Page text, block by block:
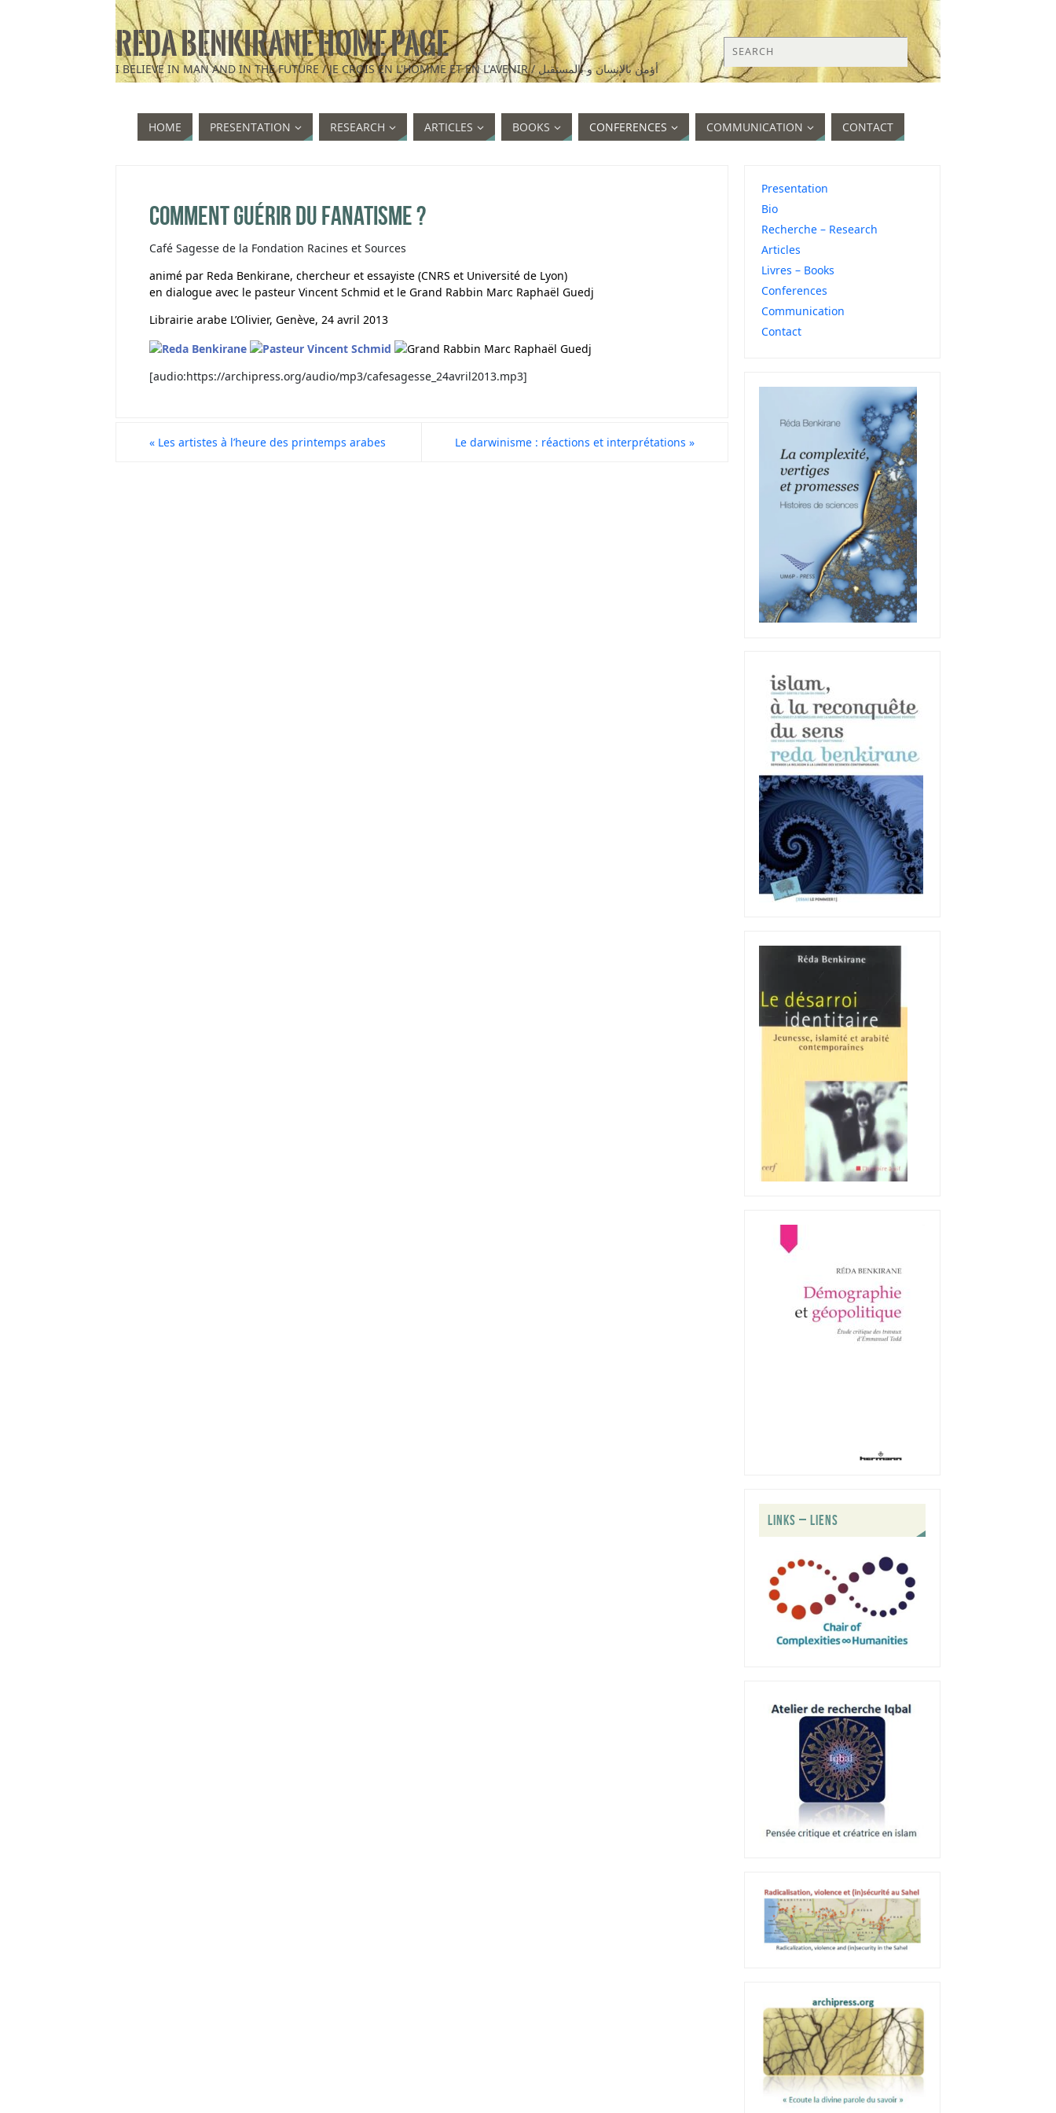
REDA BENKIRANE HOME PAGE
I BELIEVE IN MAN AND IN THE FUTURE / JE CROIS EN L'HOMME ET EN L'AVENIR / أؤمن بالإنسان و بالمستقبل
HOME PRESENTATION RESEARCH ARTICLES BOOKS CONFERENCES COMMUNICATION CONTACT
Comment guérir du fanatisme ?
Café Sagesse de la Fondation Racines et Sources
animé par Reda Benkirane, chercheur et essayiste (CNRS et Université de Lyon)
en dialogue avec le pasteur Vincent Schmid et le Grand Rabbin Marc Raphaël Guedj
Librairie arabe L’Olivier, Genève, 24 avril 2013
[audio:https://archipress.org/audio/mp3/cafesagesse_24avril2013.mp3]
« Les artistes à l’heure des printemps arabes Le darwinisme : réactions et interprétations »
Presentation
Bio
Recherche – Research
Articles
Livres – Books
Conferences
Communication
Contact
LINKS – LIENS